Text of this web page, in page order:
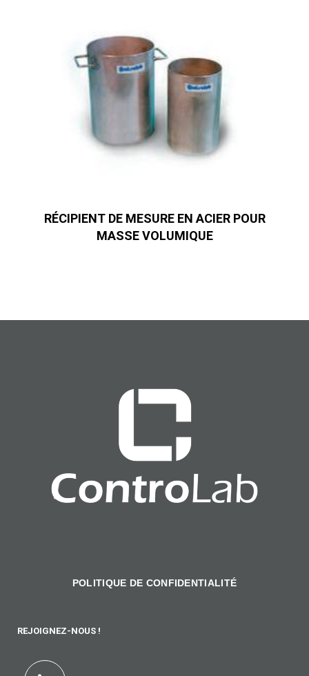
RÉCIPIENT DE MESURE EN ACIER POUR
MASSE VOLUMIQUE
POLITIQUE DE CONFIDENTIALITÉ
REJOIGNEZ-NOUS !